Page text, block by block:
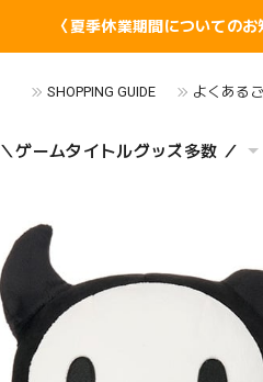
〈夏季休業期間についてのお
SHOPPING GUIDE よくある
＼ゲームタイトルグッズ多数 ／